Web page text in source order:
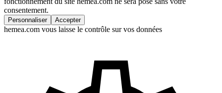
consentement.
Personnaliser Accepter
hemea.com vous laisse le contrôle sur vos données